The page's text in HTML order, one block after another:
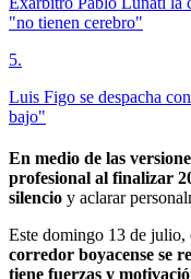
"no tienen cerebro"
5.
Luis Figo se despacha
bajo"
En medio de las
profesional al finalizar
silencio y aclarar
Este domingo 13 de julio,
corredor boyacense se
tiene fuerzas y